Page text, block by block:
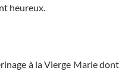
heureux.
à la Vierge Marie dont